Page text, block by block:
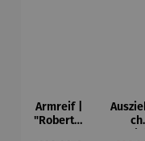
Armreif |
"Roberta"
ch